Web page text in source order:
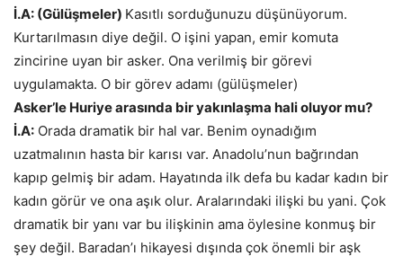
İ.A: (Gülüşmeler) Kasıtlı sorduğunuzu düşünüyorum.
Kurtarılmasın diye değil. O işini yapan, emir komuta
zincirine uyan bir asker. Ona verilmiş bir görevi
uygulamakta. O bir görev adamı (gülüşmeler)
Asker’le Huriye arasında bir yakınlaşma hali oluyor mu?
İ.A: Orada dramatik bir hal var. Benim oynadığım
uzatmalının hasta bir karısı var. Anadolu’nun bağrından
kapıp gelmiş bir adam. Hayatında ilk defa bu kadar kadın bir
kadın görür ve ona aşık olur. Aralarındaki ilişki bu yani. Çok
dramatik bir yanı var bu ilişkinin ama öylesine konmuş bir
şey değil. Baradan’ı hikayesi dışında çok önemli bir aşk